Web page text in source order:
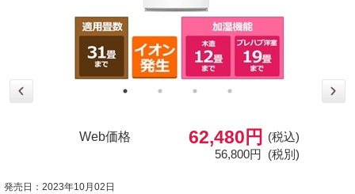
Web価格 62,480円
(税込)
56,800円 (税別)
発売日：2023年10月02日